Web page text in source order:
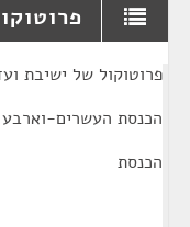
פרוטוקול של ישיבת
הכנסת העשרים-וארבע
הכנסת